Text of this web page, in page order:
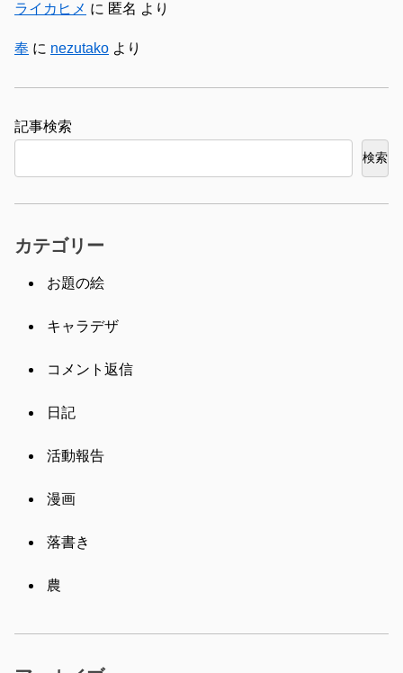
ライカヒメ に 匿名 より
奉 に nezutako より
検索
検索
カテゴリー
お題の絵
キャラデザ
コメント返信
日記
活動報告
漫画
落書き
農